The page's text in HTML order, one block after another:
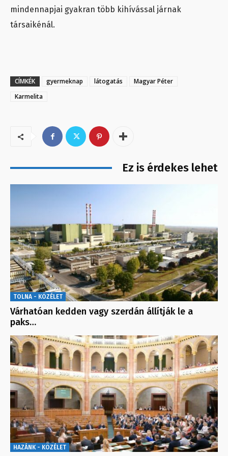
mindennapjai gyakran több kihívással járnak
társaikénál.
CÍMKÉK gyermeknap látogatás
Magyar Péter
Karmelita
Ez is érdekes lehet
TOLNA - KÖZÉLET
Várhatóan kedden vagy szerdán állítják le a
paks…
HAZÁNK - KÖZÉLET